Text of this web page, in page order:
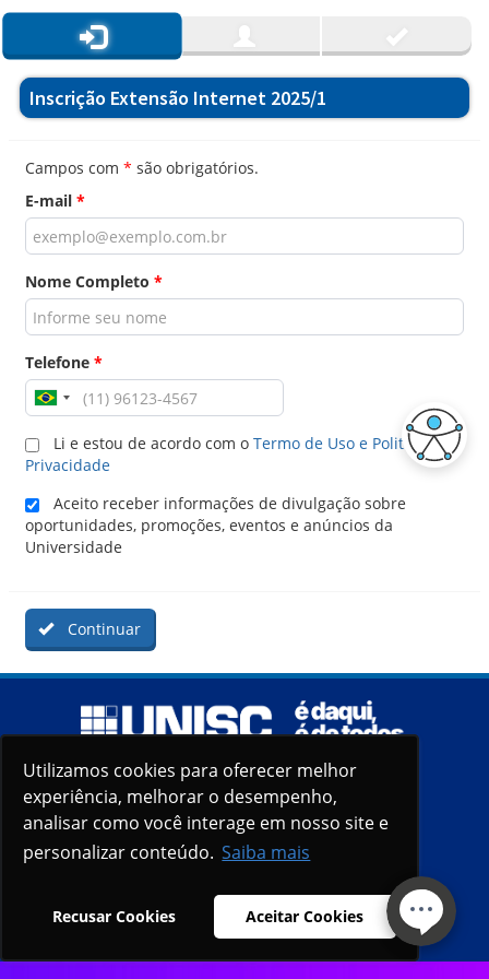
Utilizamos cookies para oferecer melhor
experiência, melhorar o desempenho,
analisar como você interage em nosso site e
personalizar conteúdo. Saiba mais
Recusar Cookies Aceitar Cookies
Utilizamos cookies para oferecer melhor
experiência, melhorar o desempenho,
analisar como você interage em nosso site e
personalizar conteúdo. Saiba mais
Recusar Cookies Aceitar Cookies
Inscrição Extensão Internet 2025/1
Campos com * são obrigatórios.
E-mail *
Nome Completo *
Telefone *
Li e estou de acordo com o Termo de Uso e Politica de
Privacidade
Aceito receber informações de divulgação sobre
oportunidades, promoções, eventos e anúncios da
Universidade
Continuar